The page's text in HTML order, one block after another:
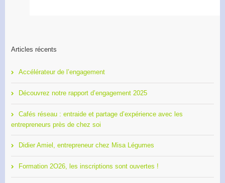
Articles récents
Accélérateur de l’engagement
Découvrez notre rapport d’engagement 2025
Cafés réseau : entraide et partage d’expérience avec les
entrepreneurs près de chez soi
Didier Amiel, entrepreneur chez Misa Légumes
Formation 2O26, les inscriptions sont ouvertes !